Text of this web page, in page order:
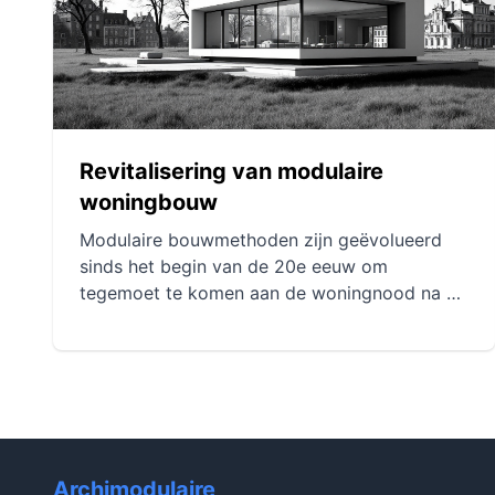
om aan de uiteenlopende behoeften van
bewoners te voldoen.
Revitalisering van modulaire
woningbouw
Modulaire bouwmethoden zijn geëvolueerd
sinds het begin van de 20e eeuw om
tegemoet te komen aan de woningnood na de
revitalisering dankzij technologische
duurzame en flexibele oplossingen.
Archimodulaire